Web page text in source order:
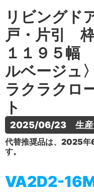
リビング
戸・片引
１１９５
ルベージ
ラクラクロ
ト
2025/06/23　生産
代替推奨品は、2025年
す。
VA2D2-